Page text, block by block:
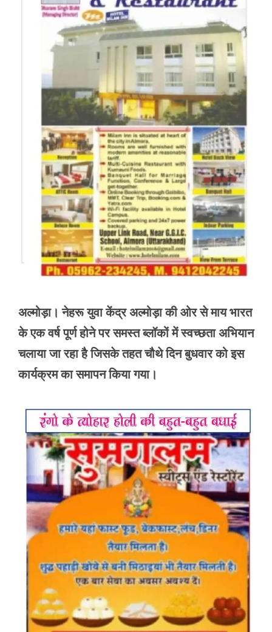
अल्मोड़ा। नेहरू युवा केंद्र अल्मोड़ा की ओर से माय भारत
के एक वर्ष पूर्ण होने पर समस्त ब्लॉकों में स्वच्छता अभियान
चलाया जा रहा है जिसके तहत चौथे दिन बुधवार को इस
कार्यक्रम का समापन किया गया।